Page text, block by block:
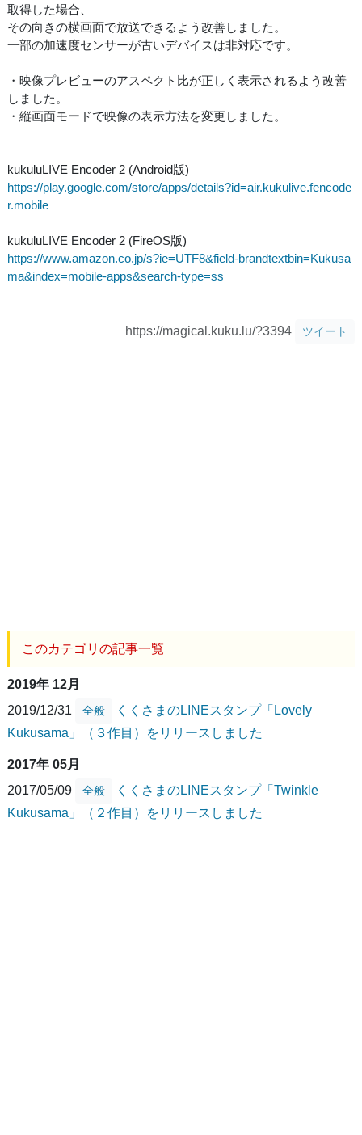
取得した場合、
その向きの横画面で放送できるよう改善しました。
一部の加速度センサーが古いデバイスは非対応です。
・映像プレビューのアスペクト比が正しく表示されるよう改善
しました。
・縦画面モードで映像の表示方法を変更しました。
kukuluLIVE Encoder 2 (Android版)
https://play.google.com/store/apps/details?id=air.kukulive.fencode
r.mobile
kukuluLIVE Encoder 2 (FireOS版)
https://www.amazon.co.jp/s?ie=UTF8&field-brandtextbin=Kukusa
ma&index=mobile-apps&search-type=ss
https://magical.kuku.lu/?3394 ツイート
このカテゴリの記事一覧
2019年 12月
2019/12/31
全般
くくさまのLINEスタンプ「Lovely
Kukusama」（３作目）をリリースしました
2017年 05月
2017/05/09
全般
くくさまのLINEスタンプ「Twinkle
Kukusama」（２作目）をリリースしました